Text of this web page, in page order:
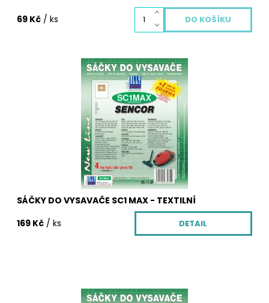
69 Kč / ks
Sáčky do vysavače z netkané textilie SC1 MAX. Balení
obsahuje 4 ks textilních sáčků SC1 MAX, vůni do
vysavače zdarma, která krásně provoní Váš
byt, mikrofiltr pro Váš vysavač.
Skladem
3378/CLA
SÁČKY DO VYSAVAČE SC1 MAX - TEXTILNÍ
169 Kč / ks DETAIL